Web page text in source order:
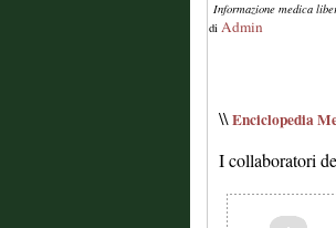
Informazione medica
di Admin
\\Enciclopedia
I collaboratori